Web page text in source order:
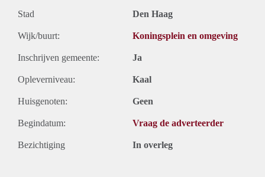
Stad Den Haag
Wijk/buurt: Koningsplein en omgeving
Inschrijven gemeente: Ja
Opleverniveau: Kaal
Huisgenoten: Geen
Begindatum: Vraag de adverteerder
Bezichtiging In overleg